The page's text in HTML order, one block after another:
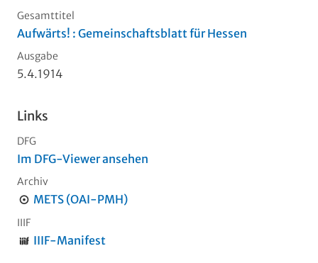
Gesamttitel
Aufwärts! : Gemeinschaftsblatt für Hessen
Ausgabe
5.4.1914
Links
DFG
Im DFG-Viewer ansehen
Archiv
METS (OAI-PMH)
IIIF
IIIF-Manifest